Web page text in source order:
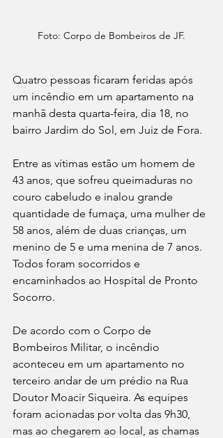
Foto: Corpo de Bombeiros de JF.
Quatro pessoas ficaram feridas após
um incêndio em um apartamento na
manhã desta quarta-feira, dia 18, no
bairro Jardim do Sol, em Juiz de Fora.
Entre as vítimas estão um homem de
43 anos, que sofreu queimaduras no
couro cabeludo e inalou grande
quantidade de fumaça, uma mulher de
58 anos, além de duas crianças, um
menino de 5 e uma menina de 7 anos.
Todos foram socorridos e
encaminhados ao Hospital de Pronto
Socorro.
De acordo com o Corpo de
Bombeiros Militar, o incêndio
aconteceu em um apartamento no
terceiro andar de um prédio na Rua
Doutor Moacir Siqueira. As equipes
foram acionadas por volta das 9h30,
mas ao chegarem ao local, as chamas